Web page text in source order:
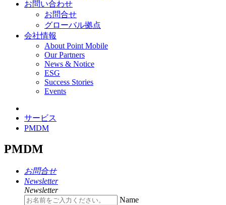
お問い合わせ
お問合せ
グローバル拠点
会社情報
About Point Mobile
Our Partners
News & Notice
ESG
Success Stories
Events
サービス
PMDM
PMDM
お問合せ
Newsletter
Newsletter
Name